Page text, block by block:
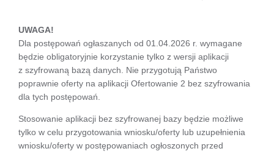
UWAGA!
Dla postępowań ogłaszanych od 01.04.2026 r. wymagane
będzie obligatoryjnie korzystanie tylko z wersji aplikacji
z szyfrowaną bazą danych. Nie przygotują Państwo
poprawnie oferty na aplikacji Ofertowanie 2 bez szyfrowania
dla tych postępowań.
Stosowanie aplikacji bez szyfrowanej bazy będzie możliwe
tylko w celu przygotowania wniosku/oferty lub uzupełnienia
wniosku/oferty w postępowaniach ogłoszonych przed